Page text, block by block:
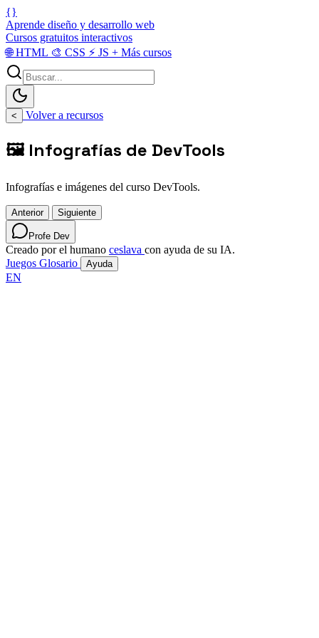
{}
Aprende diseño y desarrollo web
Cursos gratuitos interactivos
🌐HTML 🎨 CSS ⚡ JS + Más cursos
< Volver a recursos
🖼️ Infografías de DevTools
Infografías e imágenes del curso DevTools.
Anterior Siguiente
Profe Dev
Creado por el humano ceslava con ayuda de su IA.
Juegos Glosario Ayuda
EN